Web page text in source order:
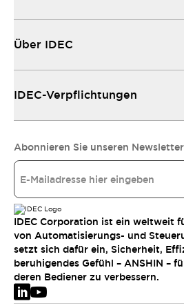
Über IDEC
IDEC-Verpflichtungen
Abonnieren Sie unseren
IDEC Corporation ist ein weltweit
von Automatisierungs- und
setzt sich dafür ein, Sicherheit,
beruhigendes Gefühl – ANSHIN –
deren Bediener zu verbessern.